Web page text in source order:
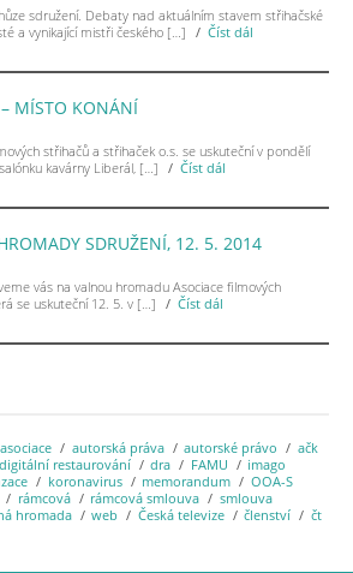
sdružení. Debaty nad aktuálním stavem střihačské
a vynikající mistři českého […]
Číst dál
MÍSTO KONÁNÍ
střihačů a střihaček o.s. se uskuteční v pondělí
kavárny Liberál, […]
Číst dál
SDRUŽENÍ, 12. 5. 2014
vás na valnou hromadu Asociace filmových
se uskuteční 12. 5. v […]
Číst dál
asociace autorská práva autorské právo
ačk
digitální restaurování dra FAMU
imago
koronavirus memorandum
OOA-S
rámcová rámcová smlouva
smlouva
hromada web Česká televize členství čt